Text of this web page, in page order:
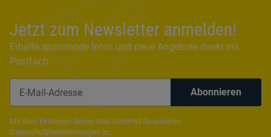
Jetzt zum Newsletter anmelden!
Erhalte spannende Infos und neue Angebote direkt ins
Postfach
Abonnieren
Mit dem Eintragen deiner Mail stimmst du unseren
Dateschutzbestimmungen zu.